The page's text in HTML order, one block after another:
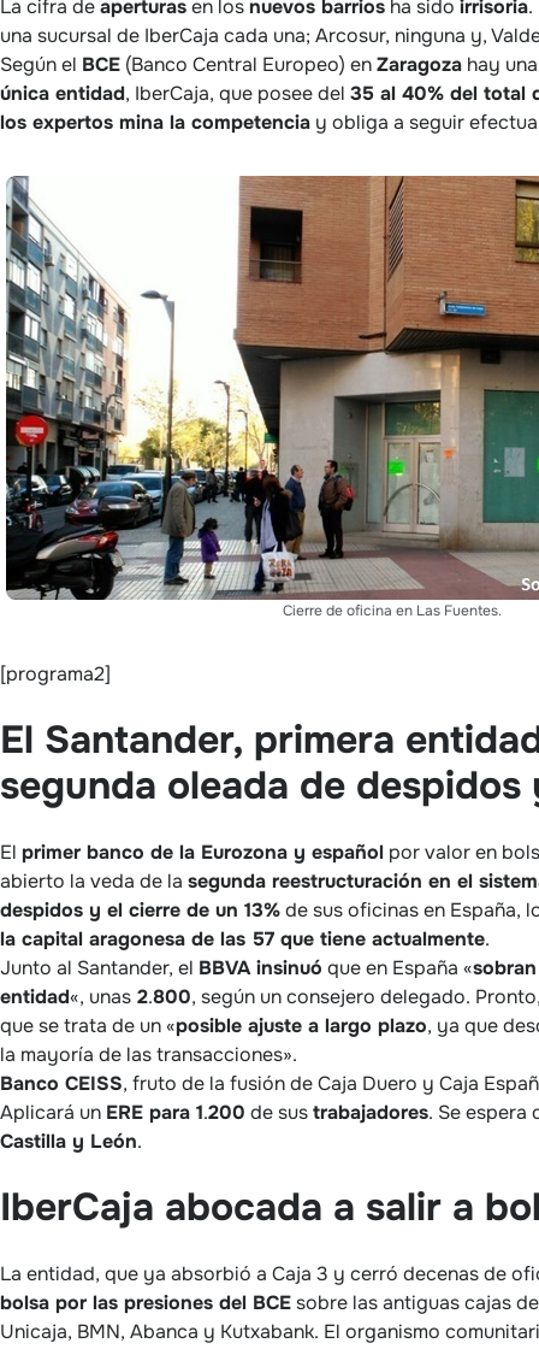
La cifra deaperturasen losnuevos barrios ha sido irrisoria.
una sucursal de IberCaja cada una; Arcosur, ninguna y,
Según el BCE (Banco Central Europeo) enZaragoza hay
única entidad, IberCaja, que posee del 35 al 40% del total
los expertos mina la competencia y obliga a seguir
Cierre de oficina en Las Fuentes.
[programa2]
El Santander, primera
segunda oleada de despidos
El primer banco de la Eurozona y español por valor en
abierto la veda de la segunda reestructuración en el
despidos y el cierre de un 13%de sus oficinas en España,
la capital aragonesa de las 57 que tiene actualmente.
Junto al Santander, el BBVA insinuó que en España «
entidad«, unas 2.800, según un consejero delegado.
que se trata de un «posible ajuste a largo plazo, ya que
la mayoría de las transacciones».
Banco CEISS, fruto de la fusión de Caja Duero y Caja
Aplicará un ERE para 1.200 de sustrabajadores. Se espera
Castilla y León.
IberCaja abocada a salir a
La entidad, que ya absorbió a Caja 3 y cerró decenas de
bolsa por las presiones del BCE sobre las antiguas cajas
Unicaja, BMN, Abanca y Kutxabank. El organismo